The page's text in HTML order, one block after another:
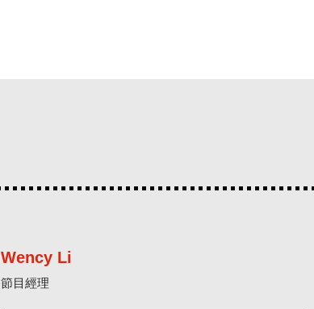
Wency Li
節目經理